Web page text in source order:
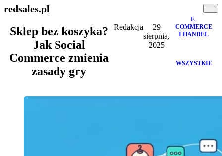
redsales.pl
Sklep bez koszyka?
Jak Social
Commerce zmienia
zasady gry
Redakcja
29
sierpnia,
2025
E-
COMMERCE
I HANDEL
WSZYSTKIE